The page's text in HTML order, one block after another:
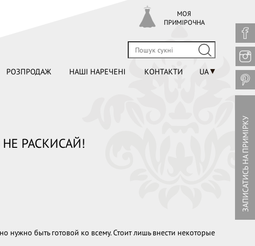
МОЯ
ПРИМІРОЧНА
РОЗПРОДАЖ НАШІ НАРЕЧЕНІ КОНТАКТИ UA
ЗАПИСАТИСЬ НА ПРИМІРКУ
РАСКИСАЙ!
быть готовой ко всему. Стоит лишь внести некоторые